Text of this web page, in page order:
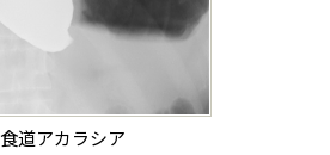
食道アカラシア